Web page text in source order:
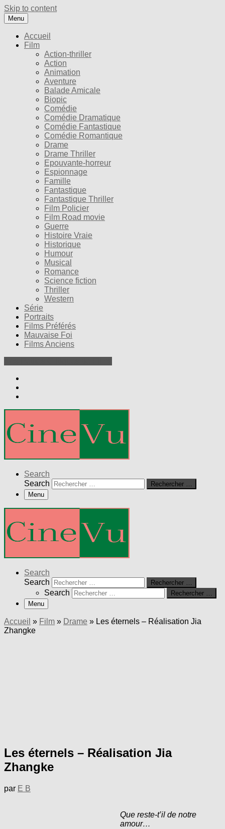
Skip to content
Menu
Accueil
Film
Action-thriller
Action
Animation
Aventure
Balade Amicale
Biopic
Comédie
Comédie Dramatique
Comédie Fantastique
Comédie Romantique
Drame
Drame Thriller
Epouvante-horreur
Espionnage
Famille
Fantastique
Fantastique Thriller
Film Policier
Film Road movie
Guerre
Histoire Vraie
Historique
Humour
Musical
Romance
Science fiction
Thriller
Western
Série
Portraits
Films Préférés
Mauvaise Foi
Films Anciens
Search
Search
Rechercher …
Menu
Search
Search
Rechercher …
Search
Rechercher …
Menu
Accueil » Film » Drame » Les éternels – Réalisation Jia
Zhangke
Les éternels – Réalisation Jia
Zhangke
par E B
Que reste-t’il de notre
amour…